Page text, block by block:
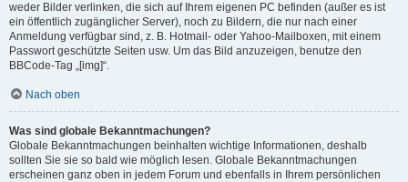
weder Bilder verlinken, die sich auf Ihrem eigenen PC befinden (außer es ist
ein öffentlich zugänglicher Server), noch zu Bildern, die nur nach einer
Anmeldung verfügbar sind, z. B. Hotmail- oder Yahoo-Mailboxen, mit einem
Passwort geschützte Seiten usw. Um das Bild anzuzeigen, benutze den
BBCode-Tag „[img]“.
Nach oben
Was sind globale Bekanntmachungen?
Globale Bekanntmachungen beinhalten wichtige Informationen, deshalb
sollten Sie sie so bald wie möglich lesen. Globale Bekanntmachungen
erscheinen ganz oben in jedem Forum und ebenfalls in Ihrem persönlichen